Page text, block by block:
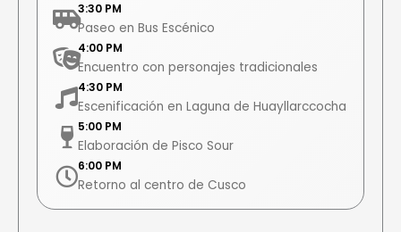
3:30 PM
Paseo en Bus Escénico
4:00 PM
Encuentro con personajes tradicionales
4:30 PM
Escenificación en Laguna de Huayllarccocha
5:00 PM
Elaboración de Pisco Sour
6:00 PM
Retorno al centro de Cusco